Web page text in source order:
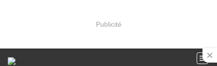
Publicité